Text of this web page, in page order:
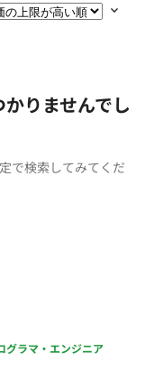
りませんでし
で検索してみてくだ
グラマ・エンジニア